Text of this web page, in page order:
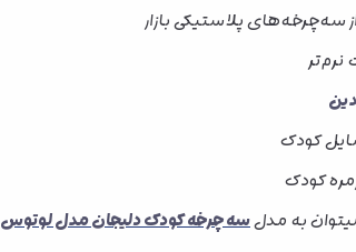
سه‌چرخه‌های پلاستیکی بازار
کودک
کودک
به مدلسه چرخه کودک دلیجان مدل لوتوس